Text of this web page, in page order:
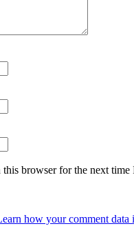
browser for the next time
how your comment data